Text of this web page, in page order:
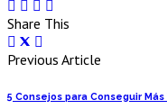
Share This
Previous Article
5 Consejos para Conseguir